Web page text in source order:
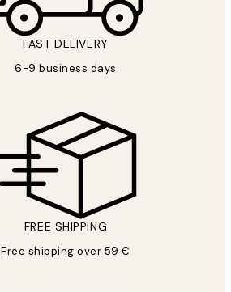
FAST DELIVERY
6-9 business days
FREE SHIPPING
Free shipping over 59 €